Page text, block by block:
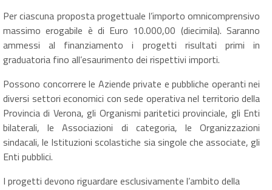
Per ciascuna proposta progettuale l’importo omnicomprensivo
massimo erogabile è di Euro 10.000,00 (diecimila). Saranno
ammessi al finanziamento i progetti risultati primi in
graduatoria fino all’esaurimento dei rispettivi importi.
Possono concorrere le Aziende private e pubbliche operanti nei
diversi settori economici con sede operativa nel territorio della
Provincia di Verona, gli Organismi paritetici provinciale, gli Enti
bilaterali, le Associazioni di categoria, le Organizzazioni
sindacali, le Istituzioni scolastiche sia singole che associate, gli
Enti pubblici.
I progetti devono riguardare esclusivamente l’ambito della